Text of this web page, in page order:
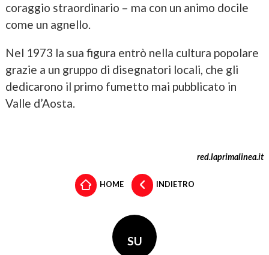
coraggio straordinario – ma con un animo docile
come un agnello.
Nel 1973 la sua figura entrò nella cultura popolare
grazie a un gruppo di disegnatori locali, che gli
dedicarono il primo fumetto mai pubblicato in
Valle d’Aosta.
red.laprimalinea.it
HOME INDIETRO
SU